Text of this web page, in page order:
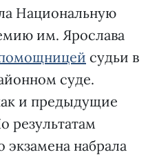
Национальную
им. Ярослава
судьи в
суде.
и предыдущие
результатам
набрала